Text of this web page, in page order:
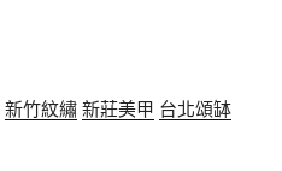
新竹紋繡新莊美甲 台北頌缽